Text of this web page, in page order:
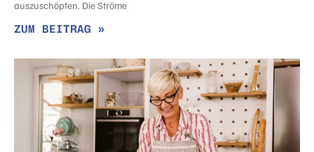
auszuschöpfen. Die Ströme
ZUM BEITRAG »